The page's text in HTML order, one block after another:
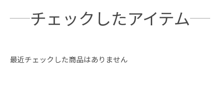
チェックしたアイテム
最近チェックした商品はありません